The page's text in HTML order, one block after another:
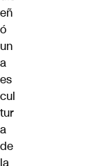
eñ
ó
un
a
es
cul
tur
a
de